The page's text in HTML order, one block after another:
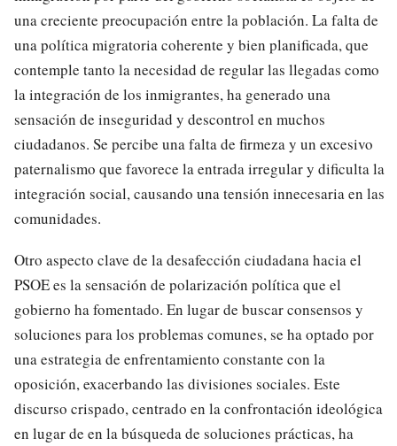
una creciente preocupación entre la población. La falta de
una política migratoria coherente y bien planificada, que
contemple tanto la necesidad de regular las llegadas como
la integración de los inmigrantes, ha generado una
sensación de inseguridad y descontrol en muchos
ciudadanos. Se percibe una falta de firmeza y un excesivo
paternalismo que favorece la entrada irregular y dificulta la
integración social, causando una tensión innecesaria en las
comunidades.
Otro aspecto clave de la desafección ciudadana hacia el
PSOE es la sensación de polarización política que el
gobierno ha fomentado. En lugar de buscar consensos y
soluciones para los problemas comunes, se ha optado por
una estrategia de enfrentamiento constante con la
oposición, exacerbando las divisiones sociales. Este
discurso crispado, centrado en la confrontación ideológica
en lugar de en la búsqueda de soluciones prácticas, ha